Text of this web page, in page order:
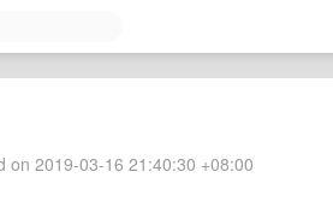
on 2019-03-16 21:40:30 +08:00